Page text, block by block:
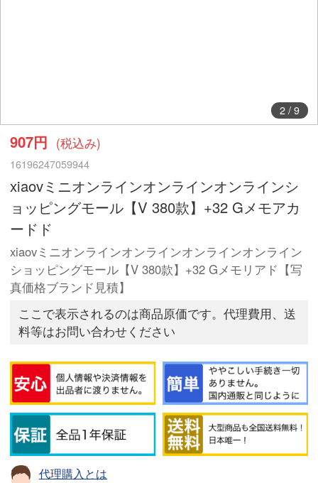
2/ 9
907円 (税込み)
16196247059944
xiaovミニオンラインオンラインオンラインシ
ョッピングモール【V 380款】+32 Gメモアカ
ードド
xiaovミニオンラインオンラインオンラインオンライン
ショッピングモール【V 380款】+32 Gメモリアド【写
真価格ブランド見積】
ここで表示されるのは商品原価です。代理費用、送
料等はお問い合わせください
代理購入とは